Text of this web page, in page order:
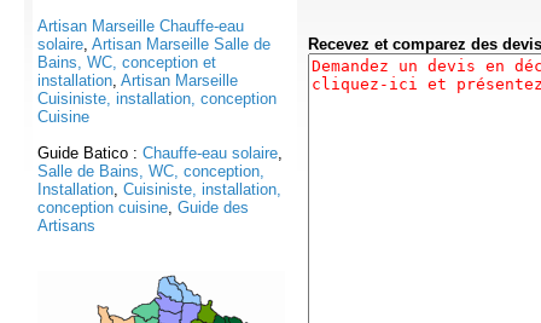
Artisan Marseille Chauffe-eau
solaire, Artisan Marseille Salle de
Bains, WC, conception et
installation, Artisan Marseille
Cuisiniste, installation, conception
Cuisine
Guide Batico : Chauffe-eau solaire,
Salle de Bains, WC, conception,
Installation, Cuisiniste, installation,
conception cuisine, Guide des
Artisans
Recevez et comparez des